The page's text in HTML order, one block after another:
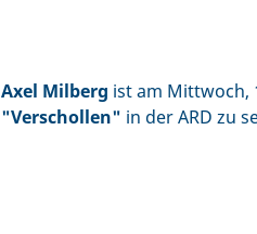
Axel Milberg ist am Mittwoch,
"Verschollen" in der ARD zu